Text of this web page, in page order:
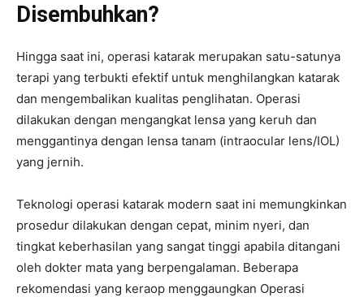
Disembuhkan?
Hingga saat ini, operasi katarak merupakan satu-satunya
terapi yang terbukti efektif untuk menghilangkan katarak
dan mengembalikan kualitas penglihatan. Operasi
dilakukan dengan mengangkat lensa yang keruh dan
menggantinya dengan lensa tanam (intraocular lens/IOL)
yang jernih.
Teknologi operasi katarak modern saat ini memungkinkan
prosedur dilakukan dengan cepat, minim nyeri, dan
tingkat keberhasilan yang sangat tinggi apabila ditangani
oleh dokter mata yang berpengalaman. Beberapa
rekomendasi yang keraop menggaungkan Operasi